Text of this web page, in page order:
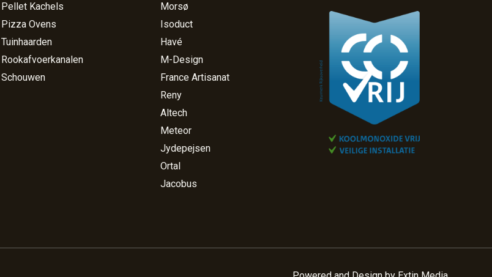
Pellet Kachels
Pizza Ovens
Tuinhaarden
Rookafvoerkanalen
Schouwen
Morsø
Isoduct
Havé
M-Design
France Artisanat
Reny
Altech
Meteor
Jydepejsen
Ortal
Jacobus